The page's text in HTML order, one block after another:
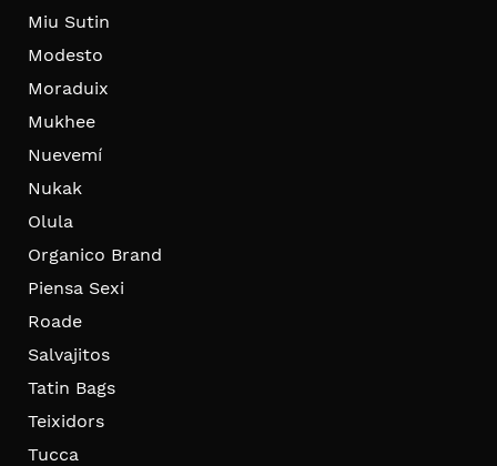
Miu Sutin
Modesto
Moraduix
Mukhee
Nuevemí
Nukak
Olula
Organico Brand
Piensa Sexi
Roade
Salvajitos
Tatin Bags
Teixidors
Tucca